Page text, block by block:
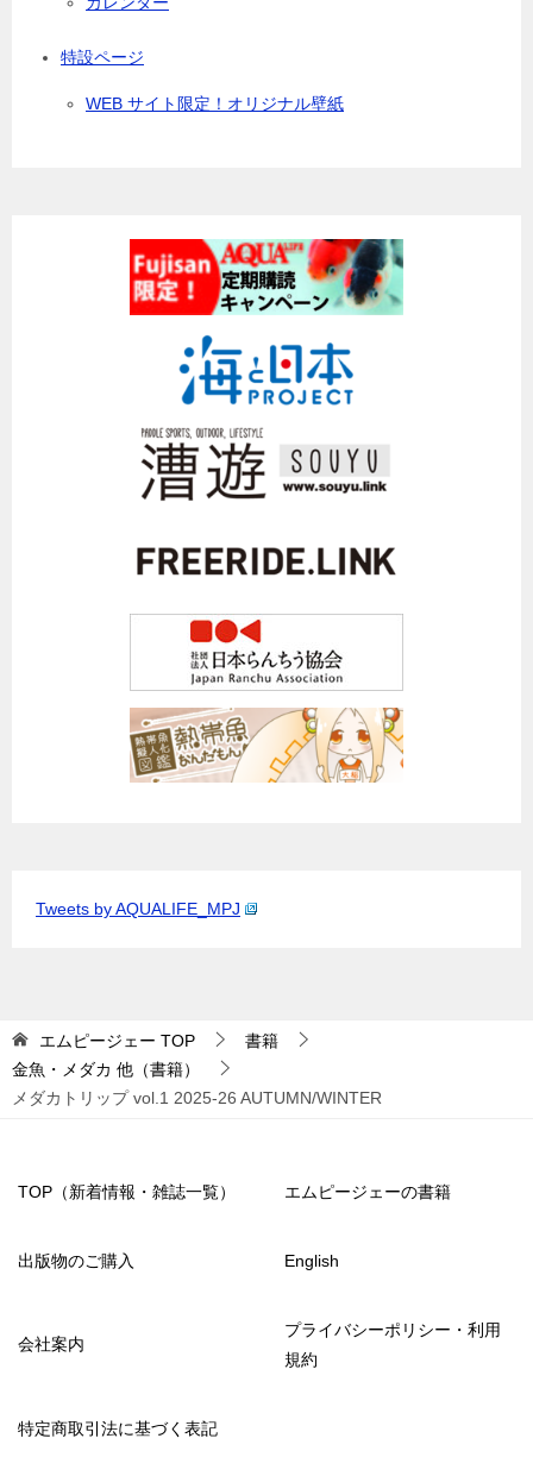
特設ページ
WEB サイト限定！オリジナル壁紙
Tweets by AQUALIFE_MPJ
エムピージェー TOP
書籍
金魚・メダカ 他（書籍）
メダカトリップ vol.1 2025-26 AUTUMN/WINTER
TOP（新着情報・雑誌一覧） エムピージェーの書籍
出版物のご購入 English
会社案内
プライバシーポリシー・利用
規約
特定商取引法に基づく表記